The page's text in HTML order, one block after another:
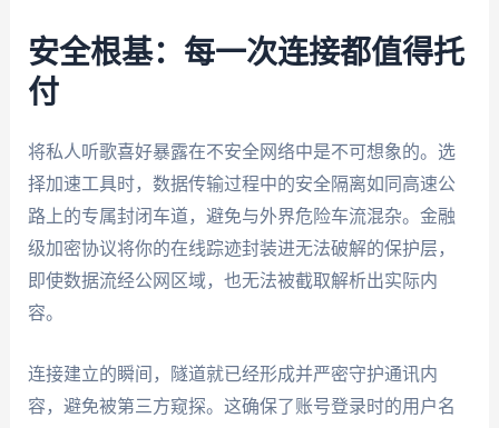
安全根基：每一次连接都值得托
付
将私人听歌喜好暴露在不安全网络中是不可想象的。选
择加速工具时，数据传输过程中的安全隔离如同高速公
路上的专属封闭车道，避免与外界危险车流混杂。金融
级加密协议将你的在线踪迹封装进无法破解的保护层，
即使数据流经公网区域，也无法被截取解析出实际内
容。
连接建立的瞬间，隧道就已经形成并严密守护通讯内
容，避免被第三方窥探。这确保了账号登录时的用户名